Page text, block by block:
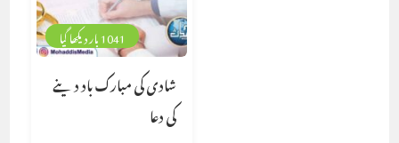
1041 بار دیکھا گیا
شادی کی مبارک باد دینے
کی دعا